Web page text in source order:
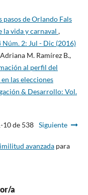
pasos de Orlando Fals
la vida y carnaval ,
2: Jul - Dic (2016)
M. Ramírez B.,
al perfil del
las elecciones
& Desarrollo: Vol.
10 de 538 Siguiente
avanzadapara
a